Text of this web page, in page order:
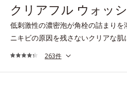
クリアフル ウォッ
低刺激性の濃密泡が角栓の詰まりを
ニキビの原因を残さないクリアな
263件